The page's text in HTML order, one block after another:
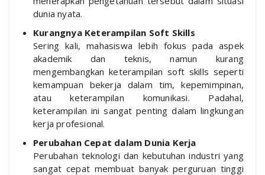
dunia nyata.
Kurangnya Keterampilan Soft Skills
Sering kali, mahasiswa lebih fokus pada aspek
akademik dan teknis, namun kurang
mengembangkan keterampilan soft skills seperti
kemampuan bekerja dalam tim, kepemimpinan,
atau keterampilan komunikasi. Padahal,
keterampilan ini sangat penting dalam lingkungan
kerja profesional.
Perubahan Cepat dalam Dunia Kerja
Perubahan teknologi dan kebutuhan industri yang
sangat cepat membuat banyak perguruan tinggi